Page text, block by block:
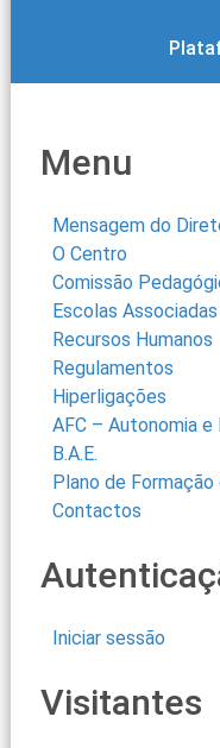
Menu
Mensagem do
O Centro
Comissão
Escolas Associadas
Recursos Humanos
Regulamentos
Hiperligações
AFC – Autonomia e
B.A.E.
Plano de
Contactos
Iniciar sessão
Visitantes